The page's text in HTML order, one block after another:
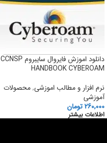
دانلود اموزش فایروال سایبروم CCNSP
HANDBOOK CYBEROAM
نرم افزار و مطالب اموزشی,محصولات
آموزشی
260,000تومان
اطلاعات بیشتر